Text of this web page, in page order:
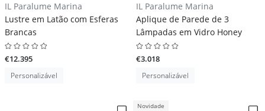
IL Paralume Marina
Lustre em Latão com Esferas
Brancas
€12.395
Personalizável
IL Paralume Marina
Aplique de Parede de 3
Lâmpadas em Vidro Honey
€3.018
Personalizável
Novidade